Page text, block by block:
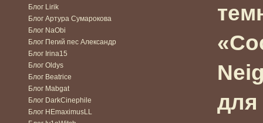
Блог Lirik
Блог Артура Сумарокова
Блог NaObi
Блог Пегий пес Александр
Блог Irina15
Блог Oldys
Блог Beatrice
Блог Mabgat
Блог DarkCinephile
Блог HEmaximusLL
для